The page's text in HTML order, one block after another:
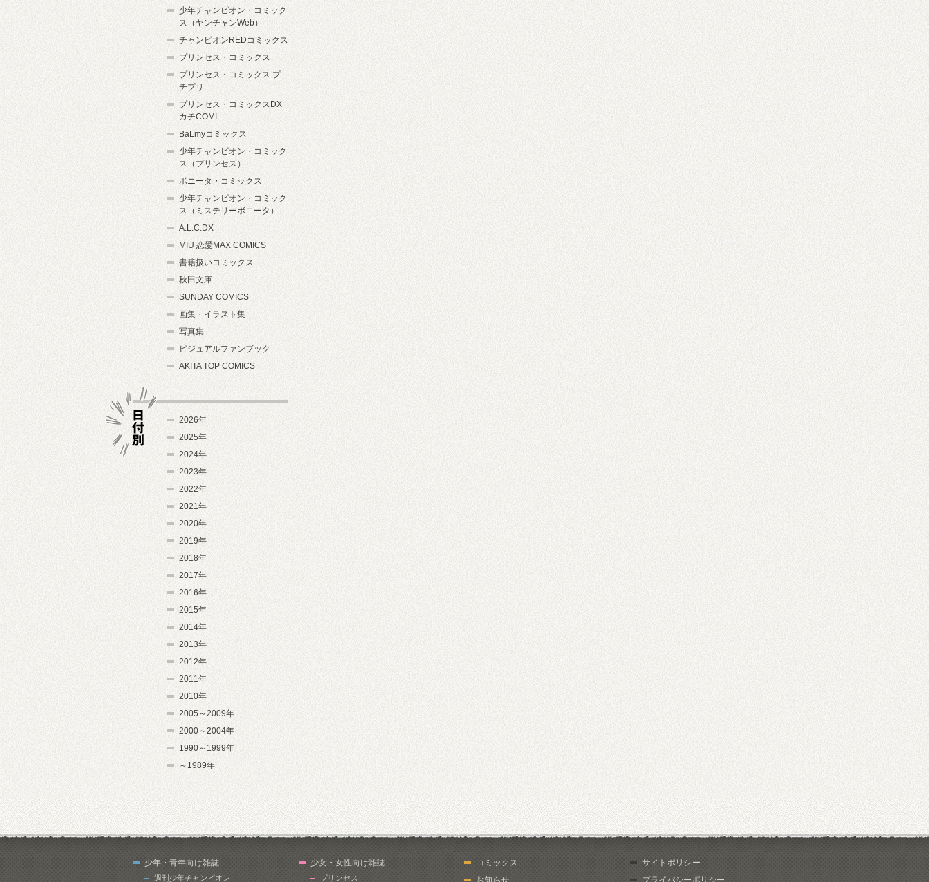
少年チャンピオン・コミック
ス（ヤンチャンWeb）
チャンピオンREDコミックス
プリンセス・コミックス
プリンセス・コミックス プ
チプリ
プリンセス・コミックスDX
カチCOMI
BaLmyコミックス
少年チャンピオン・コミック
ス（プリンセス）
ボニータ・コミックス
少年チャンピオン・コミック
ス（ミステリーボニータ）
A.L.C.DX
MIU 恋愛MAX COMICS
書籍扱いコミックス
秋田文庫
SUNDAY COMICS
画集・イラスト集
写真集
ビジュアルファンブック
AKITA TOP COMICS
2026年
2025年
2024年
2023年
2022年
2021年
2020年
2019年
2018年
2017年
2016年
2015年
2014年
2013年
2012年
2011年
2010年
2005～2009年
2000～2004年
1990～1999年
～1989年
少年・青年向け雑誌
週刊少年チャンピオン
少女・女性向け雑誌
プリンセス
コミックス
お知らせ
サイトポリシー
プライバシーポリシー